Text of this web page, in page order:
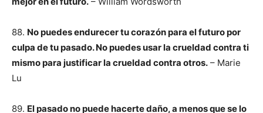
88. No puedes endurecer tu corazón para el futuro por
culpa de tu pasado. No puedes usar la crueldad contra ti
mismo para justificar la crueldad contra otros. – Marie
Lu
89. El pasado no puede hacerte daño, a menos que se lo